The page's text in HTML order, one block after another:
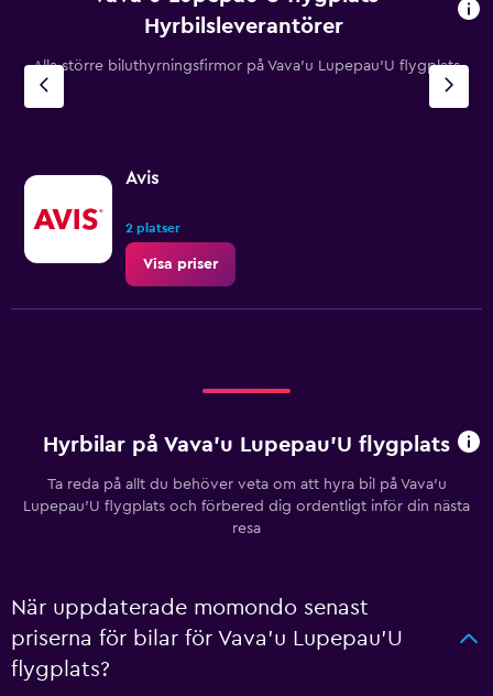
Hyrbilsleverantörer
Alla större biluthyrningsfirmor på Vava'u Lupepau'U flygplats
Avis
2 platser
Visa priser
Hyrbilar på Vava'u Lupepau'U flygplats
Ta reda på allt du behöver veta om att hyra bil på Vava'u
Lupepau'U flygplats och förbered dig ordentligt inför din nästa
resa
När uppdaterade momondo senast
priserna för bilar för Vava'u Lupepau'U
flygplats?